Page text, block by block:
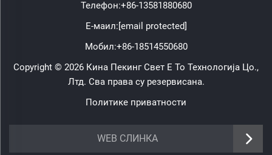
Телефон:+86-13581880680
Е-маил: [email protected]
Мобил:+86-18514550680
Copyright © 2026 Кина Пекинг Свет Е То Технологија Цо.,
Лтд. Сва права су резервисана.
Политике приватности
WEB СЛИНКА